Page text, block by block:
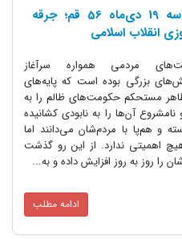
حماسه 19 دی‌ماه 56 قم؛ جرقه‌
انقلاب اسلامی
مردمی همواره سرآغاز
بزرگی بوده است که پایه‌های
مستحکم حکومت‌های ظالم را به
آن‌ها را به نابودی کشانیده
هم‌پا با مردم‌شان می‌دانند اما
اهمیتی ندارد. از این رو گذشت
روز به روز افزایش داده و به...
ادامه مطلب